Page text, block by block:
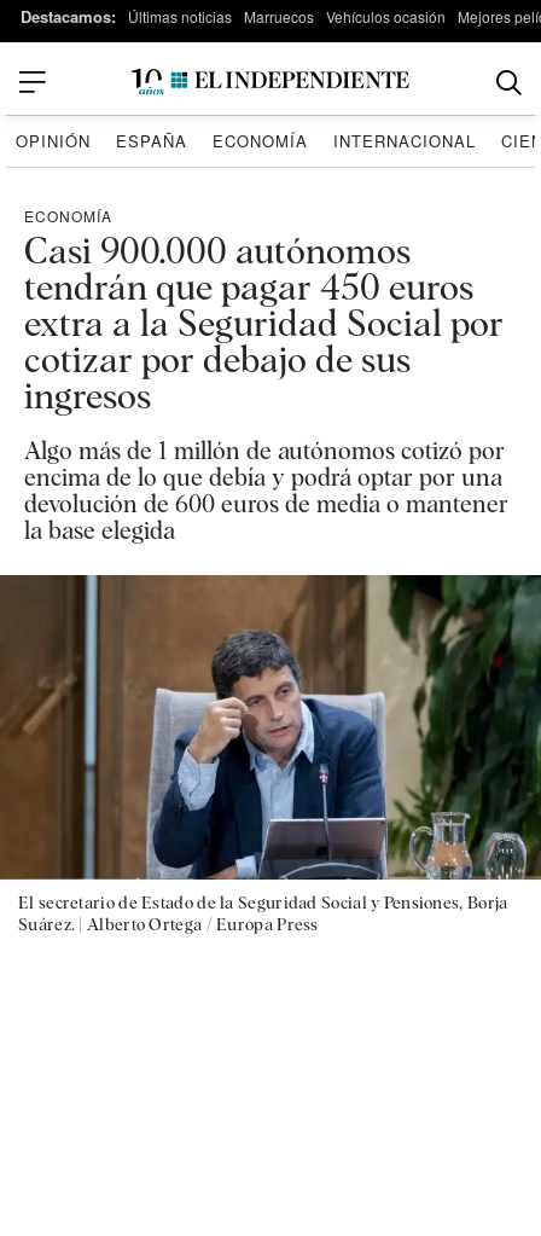
Destacamos: Últimas noticias Marruecos Vehículos ocasión Mejores
OPINIÓN ESPAÑA ECONOMÍA INTERNACIONAL
ECONOMÍA
Casi 900.000 autónomos
tendrán que pagar 450 euros
extra a la Seguridad Social por
cotizar por debajo de sus
ingresos
Algo más de 1 millón de autónomos cotizó por
encima de lo que debía y podrá optar por una
devolución de 600 euros de media o mantener
la base elegida
El secretario de Estado de la Seguridad Social y Pensiones, Borja
Suárez. | Alberto Ortega / Europa Press